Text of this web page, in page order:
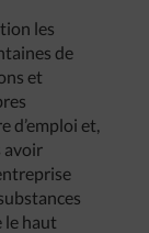
les
de
et
d’emploi et,
avoir
le haut